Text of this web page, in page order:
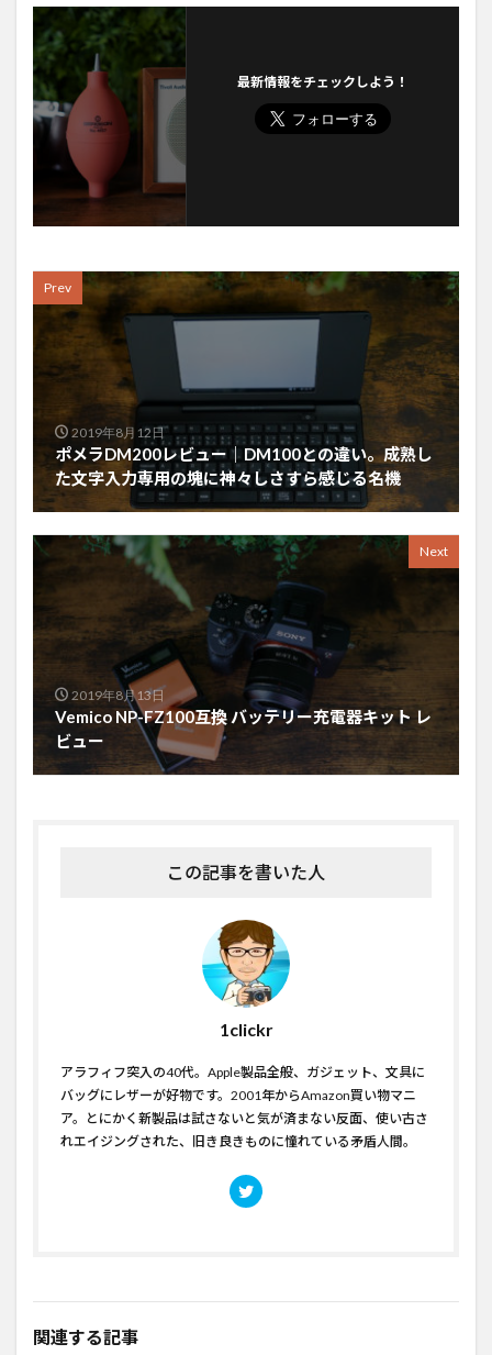
最新情報をチェックしよう！
Prev
2019年8月12日
ポメラDM200レビュー｜DM100との違い。成熟し
た文字入力専用の塊に神々しさすら感じる名機
Next
2019年8月13日
Vemico NP-FZ100互換 バッテリー充電器キット レ
ビュー
この記事を書いた人
1clickr
アラフィフ突入の40代。Apple製品全般、ガジェット、文具に
バッグにレザーが好物です。2001年からAmazon買い物マニ
ア。とにかく新製品は試さないと気が済まない反面、使い古さ
れエイジングされた、旧き良きものに憧れている矛盾人間。
関連する記事